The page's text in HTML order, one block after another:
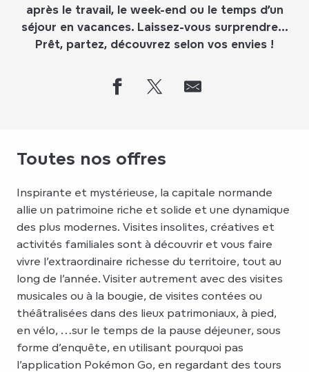
après le travail, le week-end ou le temps d’un
séjour en vacances. Laissez-vous surprendre…
Prêt, partez, découvrez selon vos envies !
Toutes nos offres
Inspirante et mystérieuse, la capitale normande
allie un patrimoine riche et solide et une dynamique
des plus modernes. Visites insolites, créatives et
activités familiales sont à découvrir et vous faire
vivre l’extraordinaire richesse du territoire, tout au
long de l’année. Visiter autrement avec des visites
musicales ou à la bougie, de visites contées ou
théâtralisées dans des lieux patrimoniaux, à pied,
en vélo, …sur le temps de la pause déjeuner, sous
forme d’enquête, en utilisant pourquoi pas
l’application Pokémon Go, en regardant des tours